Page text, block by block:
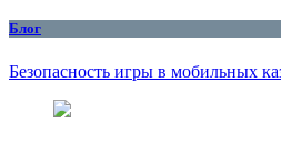
Блог
Безопасность игры в мобильных